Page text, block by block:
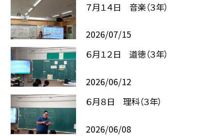
７月１４日 音楽（３年）
2026/07/15
６月１２日 道徳（３年）
2026/06/12
６月８日 理科（３年）
2026/06/08